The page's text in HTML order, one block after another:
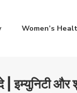
Women’s
| इम्युनिटी और